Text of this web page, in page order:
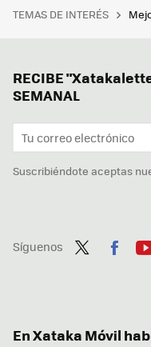
TEMAS DE INTERÉS
RECIBE
SEMANAL
Suscribiéndote aceptas
Síguenos
En Xataka Móvil